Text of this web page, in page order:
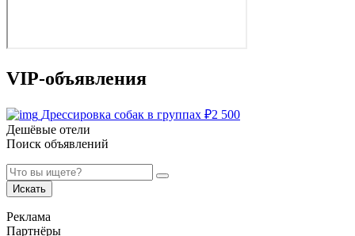
VIP-объявления
Дрессировка собак в группах ₽2 500
Дешёвые отели
Поиск объявлений
Искать
Реклама
Партнёры